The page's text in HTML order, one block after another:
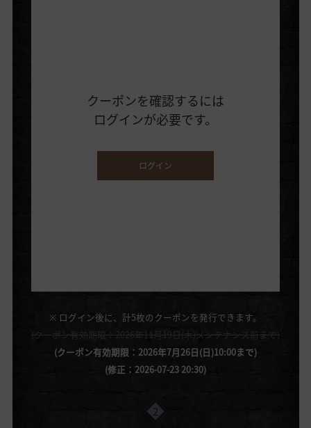
※ ログイン後に、計5枚のクーポンを発行できます。
(クーポン有効期限：2026年11月19日(木)メンテナンス前まで)
(クーポン有効期限：2026年7月26日(日)10:00まで)
(修正：2026-07-23 20:30)
2